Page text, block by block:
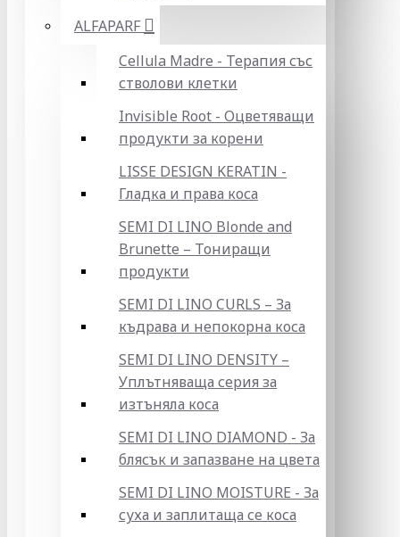
ALFAPARF
Cellula Madre - Терапия със
стволови клетки
Invisible Root - Оцветяващи
продукти за корени
LISSE DESIGN KERATIN -
Гладка и права коса
SEMI DI LINO Blonde and
Brunette – Тониращи
продукти
SEMI DI LINO CURLS – За
къдрава и непокорна коса
SEMI DI LINO DENSITY –
Уплътняваща серия за
изтъняла коса
SEMI DI LINO DIAMOND - За
блясък и запазване на цвета
SEMI DI LINO MOISTURE - За
суха и заплитаща се коса